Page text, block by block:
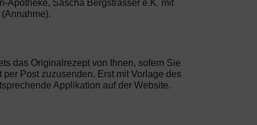
Apotheke, Sascha Bergsträsser e.K. mit
das Originalrezept von Ihnen, sofern Sie
Post zuzusenden. Erst mit Vorlage des
Applikation auf der Website.